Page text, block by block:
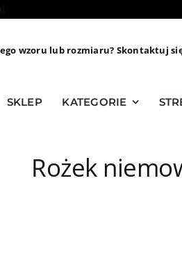
content
wzoru lub rozmiaru? Skontaktuj
SKLEP KATEGORIE
Rożek